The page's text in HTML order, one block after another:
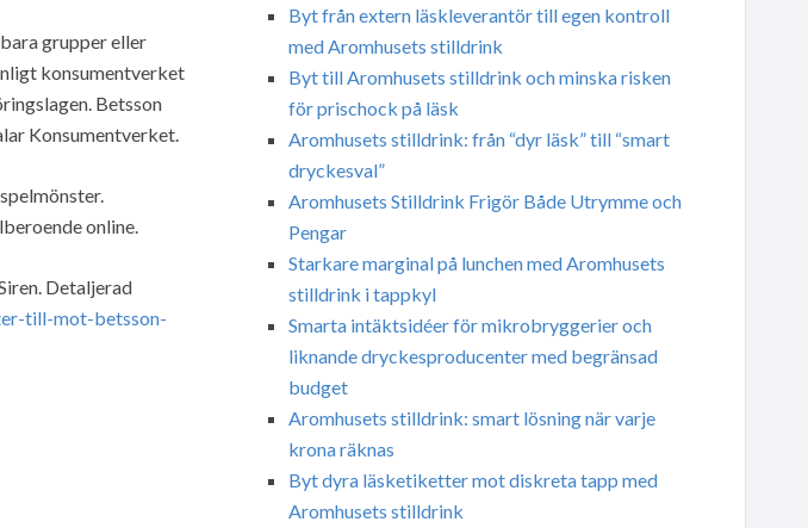
grupper eller
konsumentverket
Betsson
Konsumentverket.
online.
Detaljerad
till-mot-betsson-
Byt från extern läskleverantör till egen kontroll
med Aromhusets stilldrink
Byt till Aromhusets stilldrink och minska risken
för prischock på läsk
Aromhusets stilldrink: från “dyr läsk” till “smart
dryckesval”
Aromhusets Stilldrink Frigör Både Utrymme och
Pengar
Starkare marginal på lunchen med Aromhusets
stilldrink i tappkyl
Smarta intäktsidéer för mikrobryggerier och
liknande dryckesproducenter med begränsad
budget
Aromhusets stilldrink: smart lösning när varje
krona räknas
Byt dyra läsketiketter mot diskreta tapp med
Aromhusets stilldrink